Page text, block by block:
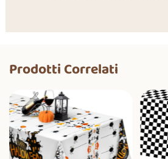
Prodotti Correlati